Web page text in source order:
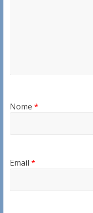
Nome *
Email *